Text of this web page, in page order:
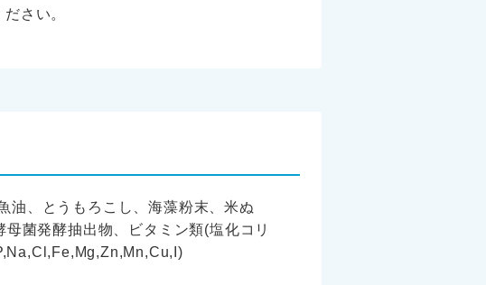
さい。
油、とうもろこし、海藻粉末、米ぬ
菌発酵抽出物、ビタミン類(塩化コリ